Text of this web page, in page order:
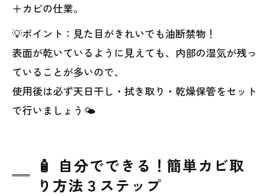
＋カビの仕業。
💡ポイント：見た目がきれいでも油断禁物！
表面が乾いているように見えても、内部の湿気が残っ
ていることが多いので、
使用後は必ず天日干し・拭き取り・乾燥保管をセット
で行いましょう🌤️
🧴 自分でできる！簡単カビ取
り方法３ステップ